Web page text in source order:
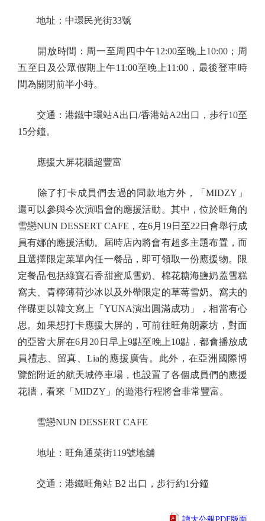
地址：中環民光街33號
開放時間：周一至周四中午12:00至晚上10:00；周
五至日及公眾假期上午11:00至晚上11:00，最後登車時
間為關閉前半小時。
交通：港鐵中環站A出口/香港站A2出口，步行10至
15分鐘。
應援大屏花牆超豐富
除了打卡成員們去過的同款地方外，「MIDZY」
還可以參與今次演唱會的應援活動。其中，位於旺角的
雪戀NUN DESSERT CAFE，在6月19日至22日會舉行成
員有娜的應援活動。屆時店內將會有超多主題布置，而
且選擇限定菜單內任一餐品，即可領取一份應援物。限
定餐品包括綠寶石香甜蜜瓜雪奶、棉花糖海鹽奶蓋雪糕
窩夫、青檸薄荷沙冰以及外帶限定的草莓雪奶。窩夫的
伴碟更以韓文寫上「YUNA演出圓滿成功」，相當有心
思。如果想打卡應援大屏的，可前往旺角朗豪坊，對面
的亞皆大屏在6月20日早上9點至晚上10點，都會播放成
員禮志、留真、Lia的應援廣告。此外，在亞洲國際博
覽館附近的航天城停車場，也設置了各個成員們的應援
花牆，看來「MIDZY」的遊港行程將會非常豐富。
雪戀NUN DESSERT CAFE
地址：旺角通菜街119號地舖
交通：港鐵旺角站 B2 出口，步行約1分鐘